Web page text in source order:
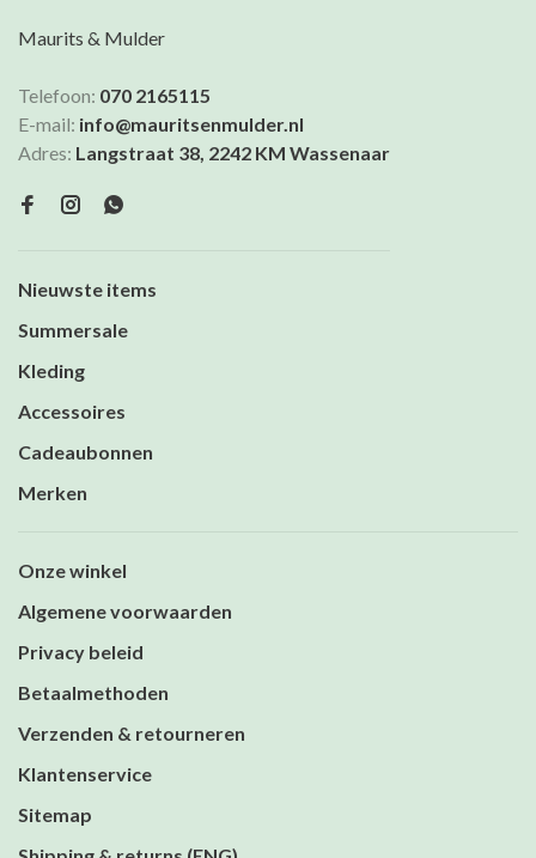
Maurits & Mulder
Telefoon: 070 2165115
E-mail: info@mauritsenmulder.nl
Adres: Langstraat 38, 2242 KM Wassenaar
Nieuwste items
Summersale
Kleding
Accessoires
Cadeaubonnen
Merken
Onze winkel
Algemene voorwaarden
Privacy beleid
Betaalmethoden
Verzenden & retourneren
Klantenservice
Sitemap